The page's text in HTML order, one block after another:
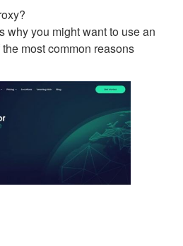
why you might want to use an
most common reasons